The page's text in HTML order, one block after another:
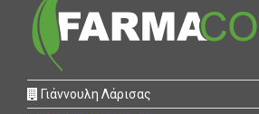
Γιάννουλη Λάρισας